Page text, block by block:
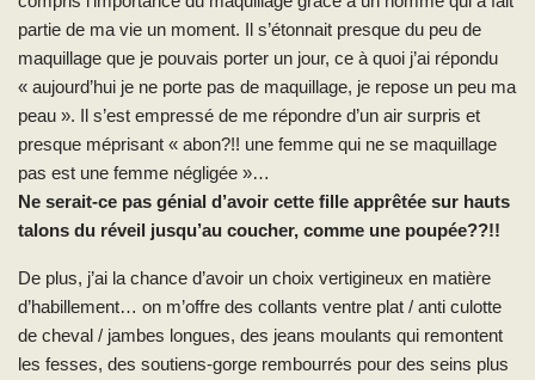
partie de ma vie un moment. Il s’étonnait presque du peu de
maquillage que je pouvais porter un jour, ce à quoi j’ai répondu
« aujourd’hui je ne porte pas de maquillage, je repose un peu ma
peau ». Il s’est empressé de me répondre d’un air surpris et
presque méprisant « abon?!! une femme qui ne se maquillage
pas est une femme négligée »…
Ne serait-ce pas génial d’avoir cette fille apprêtée sur hauts
talons du réveil jusqu’au coucher, comme une poupée??!!
De plus, j’ai la chance d’avoir un choix vertigineux en matière
d’habillement… on m’offre des collants ventre plat / anti culotte
de cheval / jambes longues, des jeans moulants qui remontent
les fesses, des soutiens-gorge rembourrés pour des seins plus